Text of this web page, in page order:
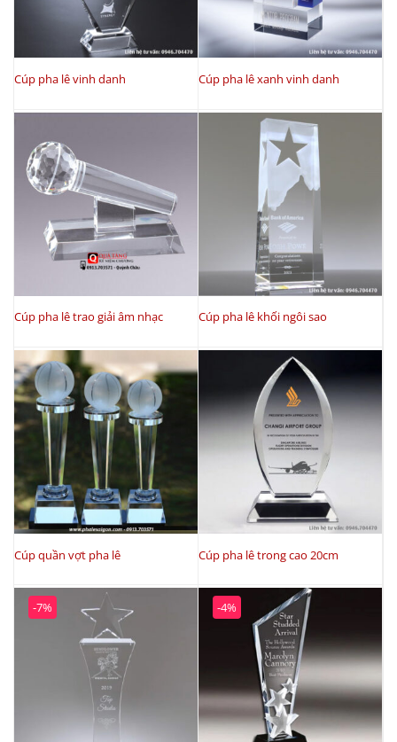
Cúp pha lê vinh danh Cúp pha lê xanh vinh danh
Cúp pha lê trao giải âm nhạc Cúp pha lê khối ngôi sao
Cúp quần vợt pha lê Cúp pha lê trong cao 20cm
-7% -4%